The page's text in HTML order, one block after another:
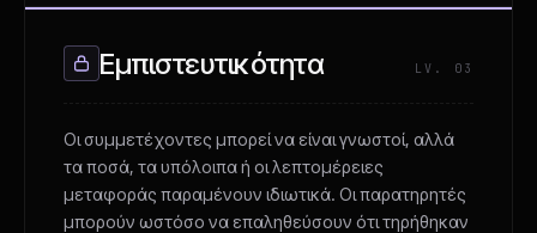
Εμπιστευτικότητα LV. 03
Οι συμμετέχοντες μπορεί να είναι γνωστοί, αλλά
τα ποσά, τα υπόλοιπα ή οι λεπτομέρειες
μεταφοράς παραμένουν ιδιωτικά. Οι παρατηρητές
μπορούν ωστόσο να επαληθεύσουν ότι τηρήθηκαν